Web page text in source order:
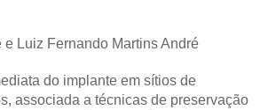
e Luiz Fernando Martins André
do implante em sítios de
associada a técnicas de preservação